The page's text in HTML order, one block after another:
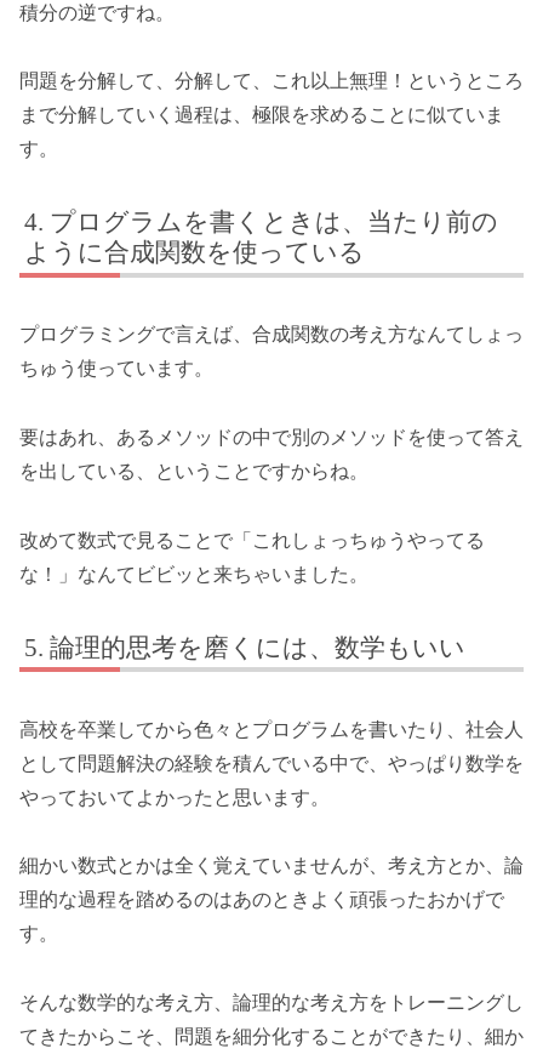
積分の逆ですね。
問題を分解して、分解して、これ以上無理！というところ
まで分解していく過程は、極限を求めることに似ていま
す。
プログラムを書くときは、当たり前の
ように合成関数を使っている
プログラミングで言えば、合成関数の考え方なんてしょっ
ちゅう使っています。
要はあれ、あるメソッドの中で別のメソッドを使って答え
を出している、ということですからね。
改めて数式で見ることで「これしょっちゅうやってる
な！」なんてビビッと来ちゃいました。
論理的思考を磨くには、数学もいい
高校を卒業してから色々とプログラムを書いたり、社会人
として問題解決の経験を積んでいる中で、やっぱり数学を
やっておいてよかったと思います。
細かい数式とかは全く覚えていませんが、考え方とか、論
理的な過程を踏めるのはあのときよく頑張ったおかげで
す。
そんな数学的な考え方、論理的な考え方をトレーニングし
てきたからこそ、問題を細分化することができたり、細か